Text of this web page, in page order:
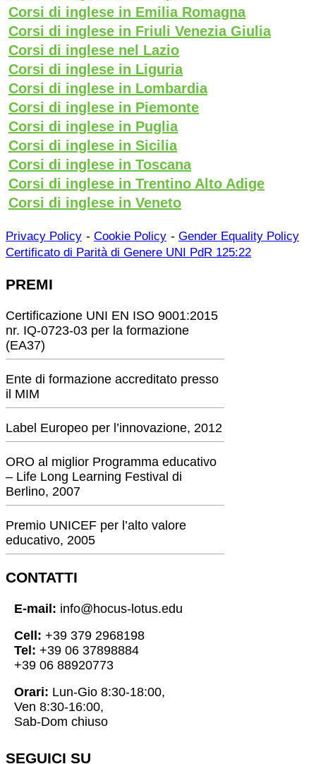
Corsi di inglese in Emilia Romagna
Corsi di inglese in Friuli Venezia Giulia
Corsi di inglese nel Lazio
Corsi di inglese in Liguria
Corsi di inglese in Lombardia
Corsi di inglese in Piemonte
Corsi di inglese in Puglia
Corsi di inglese in Sicilia
Corsi di inglese in Toscana
Corsi di inglese in Trentino Alto Adige
Corsi di inglese in Veneto
Privacy Policy - Cookie Policy - Gender Equality Policy
Certificato di Parità di Genere UNI PdR 125:22
PREMI
Certificazione UNI EN ISO 9001:2015
nr. IQ-0723-03 per la formazione
(EA37)
Ente di formazione accreditato presso
il MIM
Label Europeo per l’innovazione, 2012
ORO al miglior Programma educativo
– Life Long Learning Festival di
Berlino, 2007
Premio UNICEF per l’alto valore
educativo, 2005
CONTATTI
E-mail: info@hocus-lotus.edu
Cell: +39 379 2968198
Tel: +39 06 37898884
+39 06 88920773
Orari: Lun-Gio 8:30-18:00,
Ven 8:30-16:00,
Sab-Dom chiuso
SEGUICI SU